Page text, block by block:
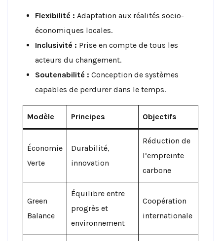
Flexibilité : Adaptation aux réalités socio-
économiques locales.
Inclusivité : Prise en compte de tous les
acteurs du changement.
Soutenabilité : Conception de systèmes
capables de perdurer dans le temps.
Modèle Principes Objectifs
Économie
Verte
Durabilité,
innovation
Réduction de
l’empreinte
carbone
Green
Balance
Équilibre entre
progrès et
environnement
Coopération
internationale